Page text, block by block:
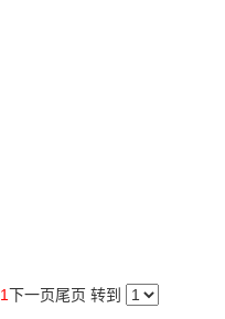
1下一页尾页 转到